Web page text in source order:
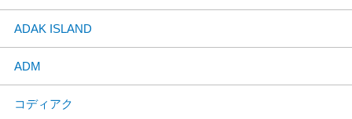
ADAK ISLAND
ADM
コディアク